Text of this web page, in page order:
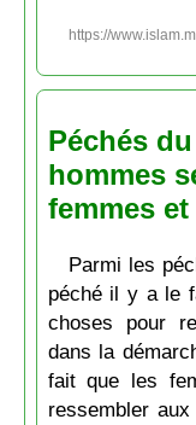
https://
Péchés
hommes
femmes
Parmi les
péché il y a le
choses pour
dans la
fait que les
ressembler